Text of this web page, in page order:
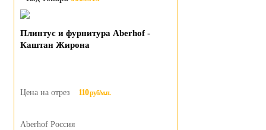
Плинтус и фурнитура Aberhof -
Каштан Жирона
Цена на отрез 110руб/м.п.
Aberhof Россия